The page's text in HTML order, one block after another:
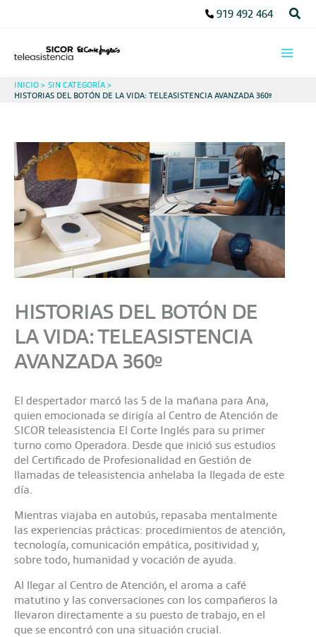
919 492 464
INICIO
SIN CATEGORÍA
HISTORIAS DEL BOTÓN DE LA VIDA: TELEASISTENCIA AVANZADA 360º
HISTORIAS DEL BOTÓN DE
LA VIDA: TELEASISTENCIA
AVANZADA 360º
El despertador marcó las 5 de la mañana para Ana,
quien emocionada se dirigía al Centro de Atención de
SICOR teleasistencia El Corte Inglés para su primer
turno como Operadora. Desde que inició sus estudios
del Certificado de Profesionalidad en Gestión de
llamadas de teleasistencia anhelaba la llegada de este
día.
Mientras viajaba en autobús, repasaba mentalmente
las experiencias prácticas: procedimientos de atención,
tecnología, comunicación empática, positividad y,
sobre todo, humanidad y vocación de ayuda.
Al llegar al Centro de Atención, el aroma a café
matutino y las conversaciones con los compañeros la
llevaron directamente a su puesto de trabajo, en el
que se encontró con una situación crucial.